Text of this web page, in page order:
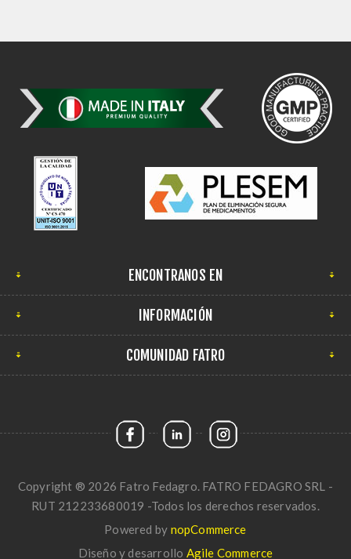
ENCONTRANOS EN
INFORMACIÓN
COMUNIDAD FATRO
Copyright ® 2026 Fatro Fedagro. FATRO FEDAGRO SRL -
RUT 212233680019 -Todos los derechos reservados.
Powered by nopCommerce
Diseño y desarrollo Agile Commerce